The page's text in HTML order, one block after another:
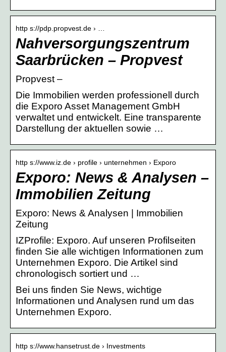
http s://pdp.propvest.de › …
Nahversorgungszentrum
Saarbrücken – Propvest
Propvest –
Die Immobilien werden professionell durch
die Exporo Asset Management GmbH
verwaltet und entwickelt. Eine transparente
Darstellung der aktuellen sowie …
http s://www.iz.de › profile › unternehmen › Exporo
Exporo: News & Analysen –
Immobilien Zeitung
Exporo: News & Analysen | Immobilien
Zeitung
IZProfile: Exporo. Auf unseren Profilseiten
finden Sie alle wichtigen Informationen zum
Unternehmen Exporo. Die Artikel sind
chronologisch sortiert und …
Bei uns finden Sie News, wichtige
Informationen und Analysen rund um das
Unternehmen Exporo.
http s://www.hansetrust.de › Investments